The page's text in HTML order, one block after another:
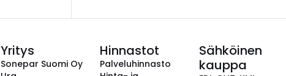
Yritys
Sonepar Suomi Oy
Hinnastot
Palveluhinnasto
Sähköinen
kauppa